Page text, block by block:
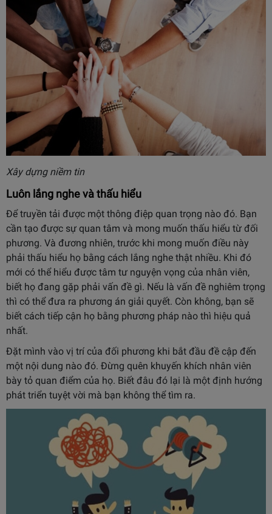
Xây dựng niềm tin
Luôn lắng nghe và thấu hiểu
Để truyền tải được một thông điệp quan trọng nào đó. Bạn
cần tạo được sự quan tâm và mong muốn thấu hiểu từ đối
phương. Và đương nhiên, trước khi mong muốn điều này
phải thấu hiểu họ bằng cách lắng nghe thật nhiều. Khi đó
mới có thể hiểu được tâm tư nguyện vọng của nhân viên,
biết họ đang gặp phải vấn đề gì. Nếu là vấn đề nghiêm trọng
thì có thể đưa ra phương án giải quyết. Còn không, bạn sẽ
biết cách tiếp cận họ bằng phương pháp nào thì hiệu quả
nhất.
Đặt mình vào vị trí của đối phương khi bắt đầu đề cập đến
một nội dung nào đó. Đừng quên khuyến khích nhân viên
bày tỏ quan điểm của họ. Biết đâu đó lại là một định hướng
phát triển tuyệt vời mà bạn không thể tìm ra.